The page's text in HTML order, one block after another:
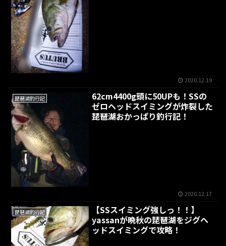
2020.12.19
琵琶湖釣行記
62cm4400g頭に50UPも！SSの
ゼロヘッドスイミングが炸裂した
琵琶湖おかっぱり釣行記！
2020.12.17
琵琶湖釣行記
【SSスイミング強しっ！！】
yassanが晩秋の琵琶湖をジグヘ
ッドスイミングで攻略！